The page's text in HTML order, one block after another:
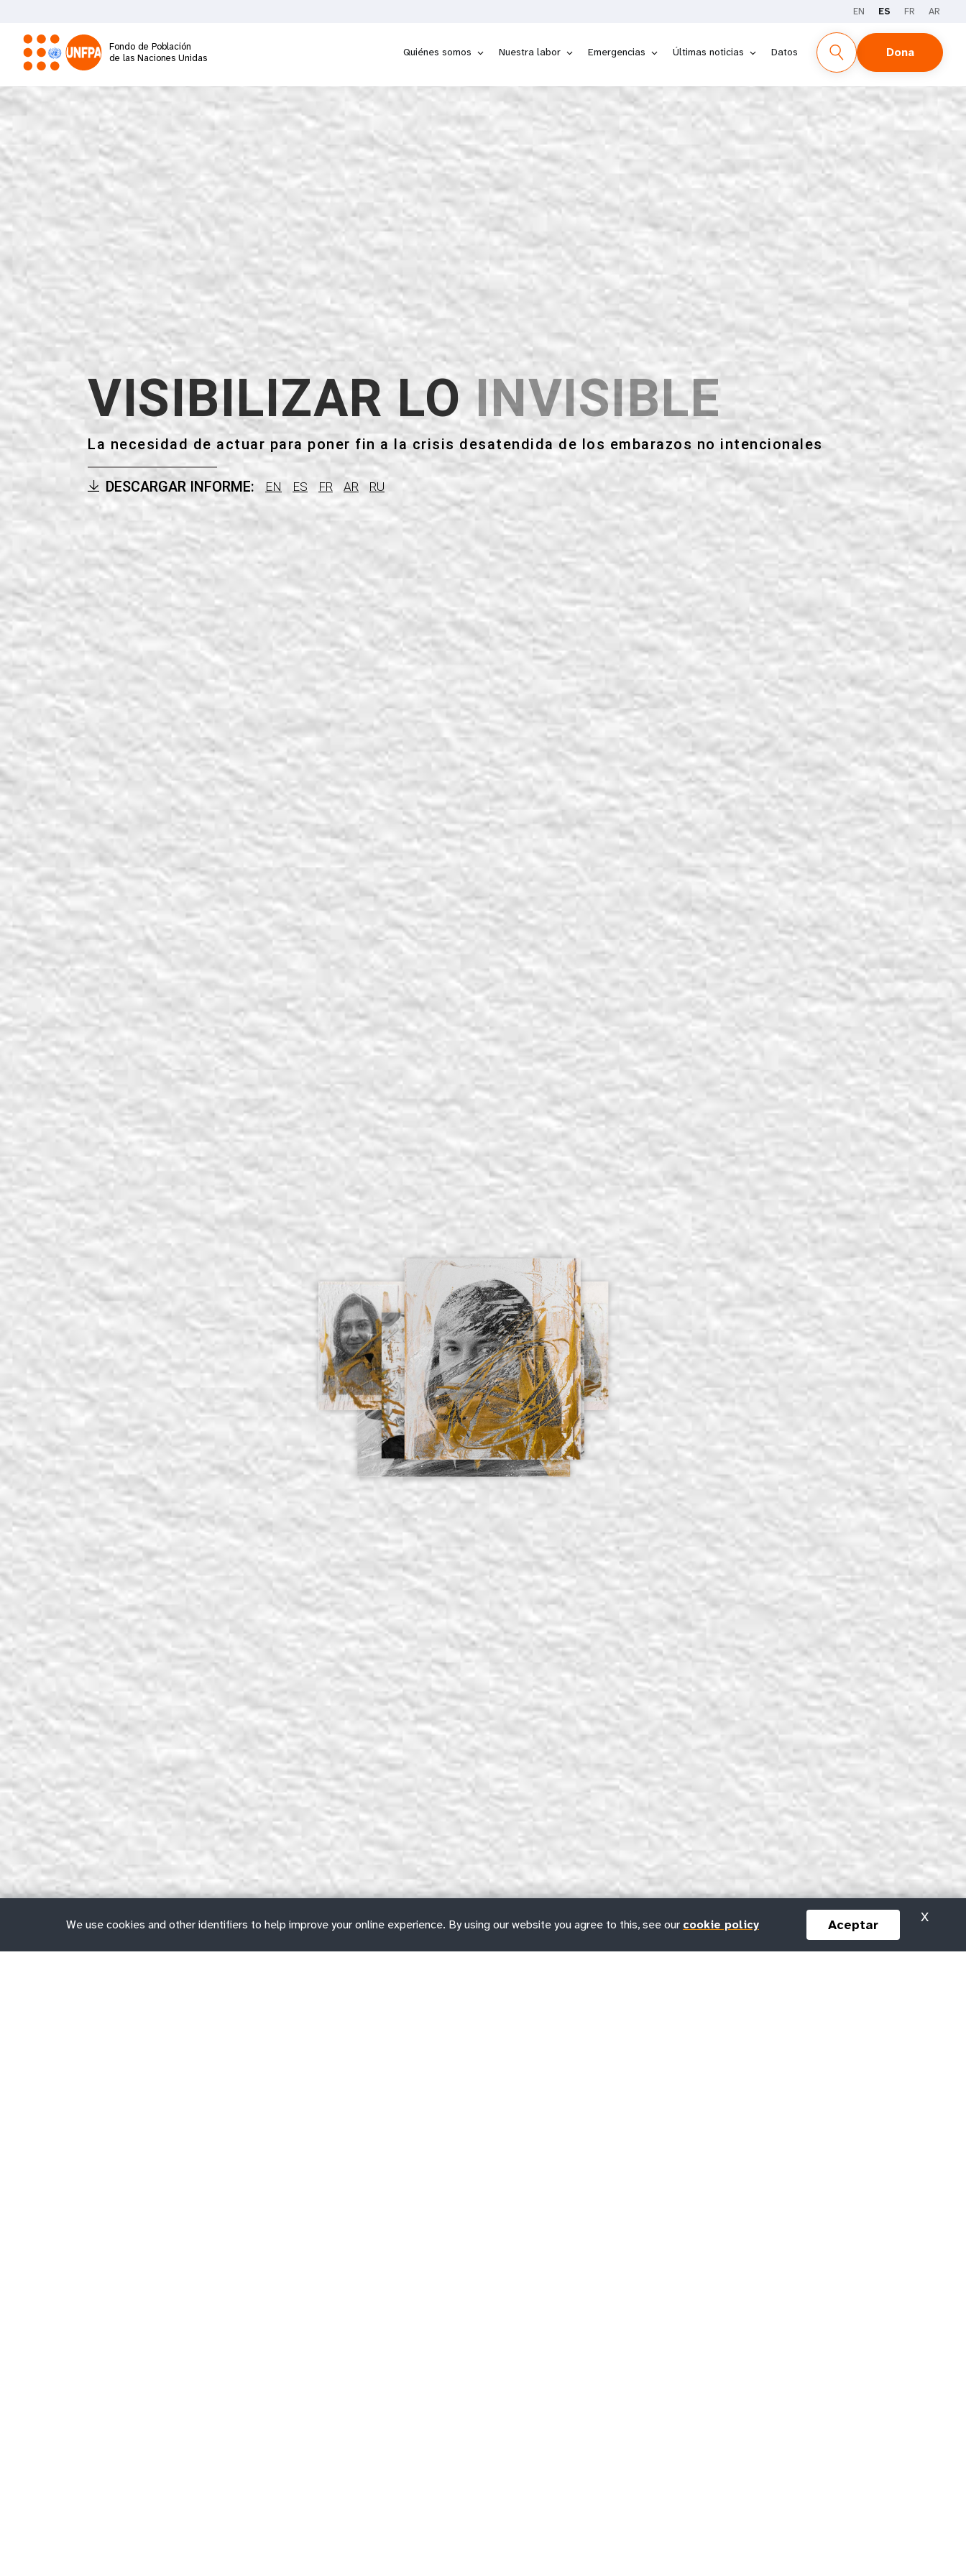
contenido
principal
EN ES FR AR
Fondo de Población
de las Naciones Unidas
Quiénes somos Nuestra labor Emergencias Últimas noticias Datos Dona
M
a
i
n
n
a
v
g
a
t
VISIBILIZAR LO INVISIBLE
La necesidad de actuar para poner fin a la crisis desatendida de los embarazos no intencionales
DESCARGAR INFORME: EN ES FR AR RU
Volver al informe
Compartir en
Facebook
Compartir en X
We use cookies and other identifiers to help improve your online experience. By using our website you agree to this, see our cookie policy Aceptar X